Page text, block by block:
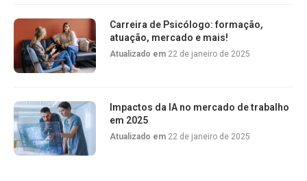
Carreira de Psicólogo: formação,
atuação, mercado e mais!
Atualizado em 22 de janeiro de 2025
Impactos da IA no mercado de trabalho
em 2025
Atualizado em 22 de janeiro de 2025